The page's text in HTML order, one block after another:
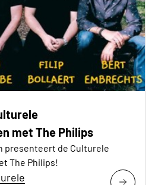
met The Philips
presenteert de Culturele
The Philips!